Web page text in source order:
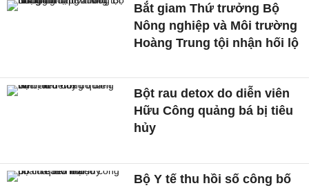
Bắt giam Thứ trưởng Bộ
Nông nghiệp và Môi trường
Hoàng Trung tội nhận hối lộ
Bột rau detox do diễn viên
Hữu Công quảng bá bị tiêu
hủy
Bộ Y tế thu hồi số công bố